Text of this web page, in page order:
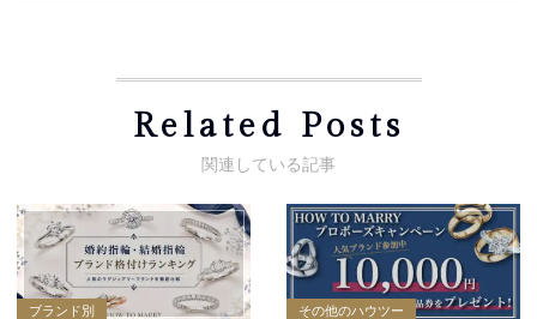
Related Posts
ブランド別 その他のハウツー